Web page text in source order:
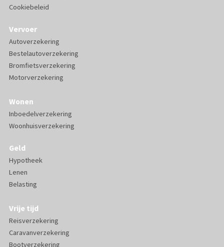
Cookiebeleid
Vervoer
Autoverzekering
Bestelautoverzekering
Bromfietsverzekering
Motorverzekering
Wonen
Inboedelverzekering
Woonhuisverzekering
Geld
Hypotheek
Lenen
Belasting
Vrije tijd
Reisverzekering
Caravanverzekering
Bootverzekering